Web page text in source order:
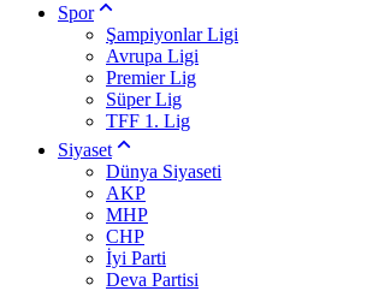
Spor
Şampiyonlar Ligi
Avrupa Ligi
Premier Lig
Süper Lig
TFF 1. Lig
Siyaset
Dünya Siyaseti
AKP
MHP
CHP
İyi Parti
Deva Partisi